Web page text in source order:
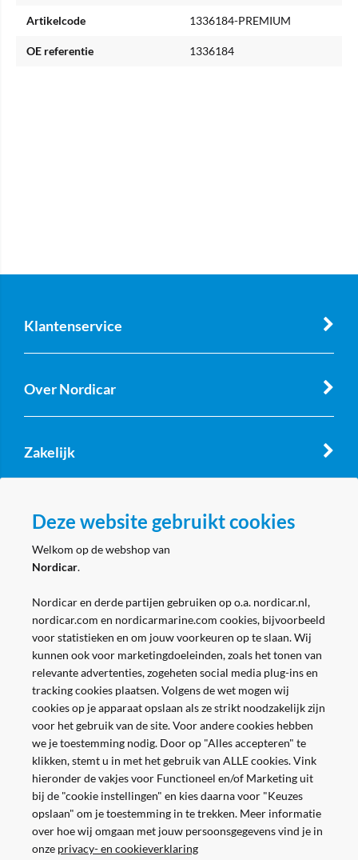
Artikelcode 1336184-PREMIUM
OE referentie 1336184
Klantenservice
Over Nordicar
Zakelijk
Volg ons
Veilig en gemakkelijk betalen
Deze website gebruikt cookies
Welkom op de webshop van
Nordicar.
Nordicar en derde partijen gebruiken op o.a. nordicar.nl,
nordicar.com en nordicarmarine.com cookies, bijvoorbeeld
voor statistieken en om jouw voorkeuren op te slaan. Wij
kunnen ook voor marketingdoeleinden, zoals het tonen van
relevante advertenties, zogeheten social media plug-ins en
tracking cookies plaatsen. Volgens de wet mogen wij
cookies op je apparaat opslaan als ze strikt noodzakelijk zijn
voor het gebruik van de site. Voor andere cookies hebben
we je toestemming nodig. Door op "Alles accepteren" te
klikken, stemt u in met het gebruik van ALLE cookies. Vink
hieronder de vakjes voor Functioneel en/of Marketing uit
bij de "cookie instellingen" en kies daarna voor "Keuzes
opslaan" om je toestemming in te trekken. Meer informatie
over hoe wij omgaan met jouw persoonsgegevens vind je in
onze privacy- en cookieverklaring